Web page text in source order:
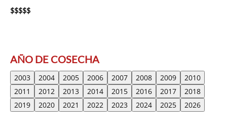
$$$$$
AÑO DE COSECHA
2003 2004 2005 2006 2007 2008 2009
2010
2011
2012 2013 2014 2015 2016 2017
2018
2019
2020 2021 2022 2023 2024 2025 2026